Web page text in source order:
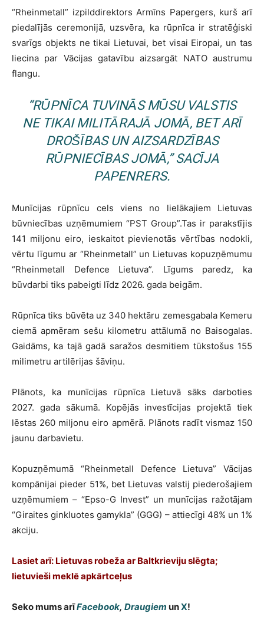
“Rheinmetall” izpilddirektors Armīns Papergers, kurš arī
piedalījās ceremonijā, uzsvēra, ka rūpnīca ir stratēģiski
svarīgs objekts ne tikai Lietuvai, bet visai Eiropai, un tas
liecina par Vācijas gatavību aizsargāt NATO austrumu
flangu.
“RŪPNĪCA TUVINĀS MŪSU VALSTIS
NE TIKAI MILITĀRAJĀ JOMĀ, BET ARĪ
DROŠĪBAS UN AIZSARDZĪBAS
RŪPNIECĪBAS JOMĀ,” SACĪJA
PAPENRERS.
Munīcijas rūpnīcu cels viens no lielākajiem Lietuvas
būvniecības uzņēmumiem “PST Group”.Tas ir parakstījis
141 miljonu eiro, ieskaitot pievienotās vērtības nodokli,
vērtu līgumu ar “Rheinmetall” un Lietuvas kopuzņēmumu
“Rheinmetall Defence Lietuva”. Līgums paredz, ka
būvdarbi tiks pabeigti līdz 2026. gada beigām.
Rūpnīca tiks būvēta uz 340 hektāru zemesgabala Kemeru
ciemā apmēram sešu kilometru attālumā no Baisogalas.
Gaidāms, ka tajā gadā saražos desmitiem tūkstošus 155
milimetru artilērijas šāviņu.
Plānots, ka munīcijas rūpnīca Lietuvā sāks darboties
2027. gada sākumā. Kopējās investīcijas projektā tiek
lēstas 260 miljonu eiro apmērā. Plānots radīt vismaz 150
jaunu darbavietu.
Kopuzņēmumā “Rheinmetall Defence Lietuva” Vācijas
kompānijai pieder 51%, bet Lietuvas valstij piederošajiem
uzņēmumiem – “Epso-G Invest” un munīcijas ražotājam
“Giraites ginkluotes gamykla” (GGG) – attiecīgi 48% un 1%
akciju.
Lasiet arī: Lietuvas robeža ar Baltkrieviju slēgta;
lietuvieši meklē apkārtceļus
Seko mums arīFacebook, Draugiem unX!